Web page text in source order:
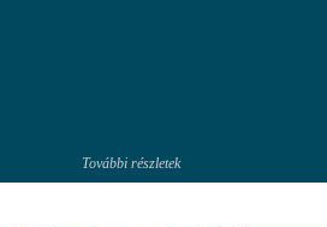
További részletek